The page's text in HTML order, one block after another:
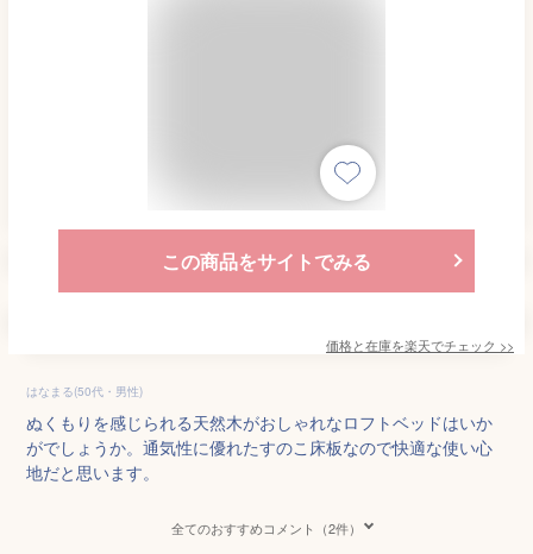
この商品をサイトでみる
価格と在庫を楽天でチェック >>
はなまる(50代・男性)
ぬくもりを感じられる天然木がおしゃれなロフトベッドはいか
がでしょうか。通気性に優れたすのこ床板なので快適な使い心
地だと思います。
全てのおすすめコメント（2件）